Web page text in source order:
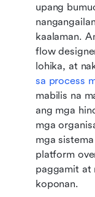
upang
kaalaman.
flow
lohika, at
sa process
mabilis na
ang mga
mga
mga
platform
paggamit at
koponan.